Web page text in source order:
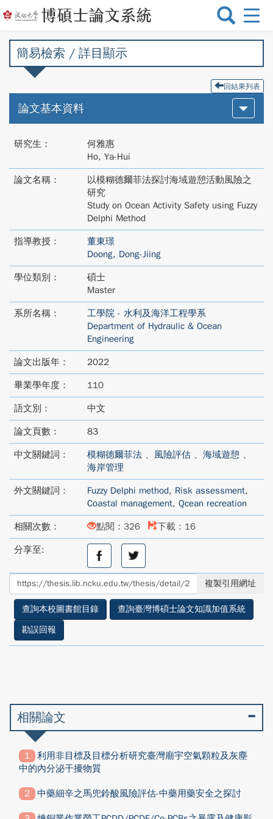
選
切
簡易檢索 / 詳目顯示
回結果列表
論文基本資料
研究生：
何雅惠
Ho, Ya-Hui
論文名稱：
以模糊德爾菲法探討海域遊憩活動風險之
研究
Study on Ocean Activity Safety using Fuzzy
Delphi Method
指導教授：
董東璟
Doong, Dong-Jiing
學位類別：
碩士
Master
系所名稱：
工學院 - 水利及海洋工程學系
Department of Hydraulic & Ocean
Engineering
論文出版年： 2022
畢業學年度： 110
語文別： 中文
論文頁數： 83
中文關鍵詞： 模糊德爾菲法 、 風險評估 、 海域遊憩 、
海岸管理
外文關鍵詞： Fuzzy Delphi method, Risk assessment,
Coastal management, Qcean recreation
相關次數： 點閱：326 下載：16
分享至:
分
至
facebook
分
享
至
twitter
複製引用網址
查詢本校圖書館目錄
查詢臺灣博碩士論文知識加值系統
勘誤回報
相關論文
利用非目標及目標分析研究臺灣廟宇空氣顆粒及灰塵
中的內分泌干擾物質
中藥細辛之馬兜鈴酸風險評估-中藥用藥安全之探討